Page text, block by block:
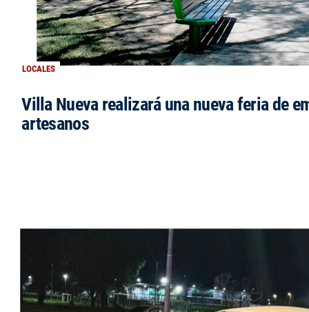
LOCALES
Villa Nueva realizará una nueva feria de
artesanos